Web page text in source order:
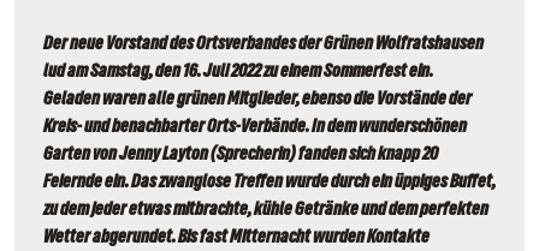
Der neue Vorstand des Ortsverbandes der Grünen Wolfratshausen
lud am Samstag, den 16. Juli 2022 zu einem Sommerfest ein.
Geladen waren alle grünen Mitglieder, ebenso die Vorstände der
Kreis- und benachbarter Orts-Verbände. In dem wunderschönen
Garten von Jenny Layton (Sprecherin) fanden sich knapp 20
Feiernde ein. Das zwanglose Treffen wurde durch ein üppiges Buffet,
zu dem jeder etwas mitbrachte, kühle Getränke und dem perfekten
Wetter abgerundet. Bis fast Mitternacht wurden Kontakte